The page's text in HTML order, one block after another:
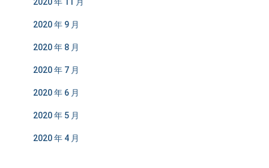
2020 年 9 月
2020 年 8 月
2020 年 7 月
2020 年 6 月
2020 年 5 月
2020 年 4 月